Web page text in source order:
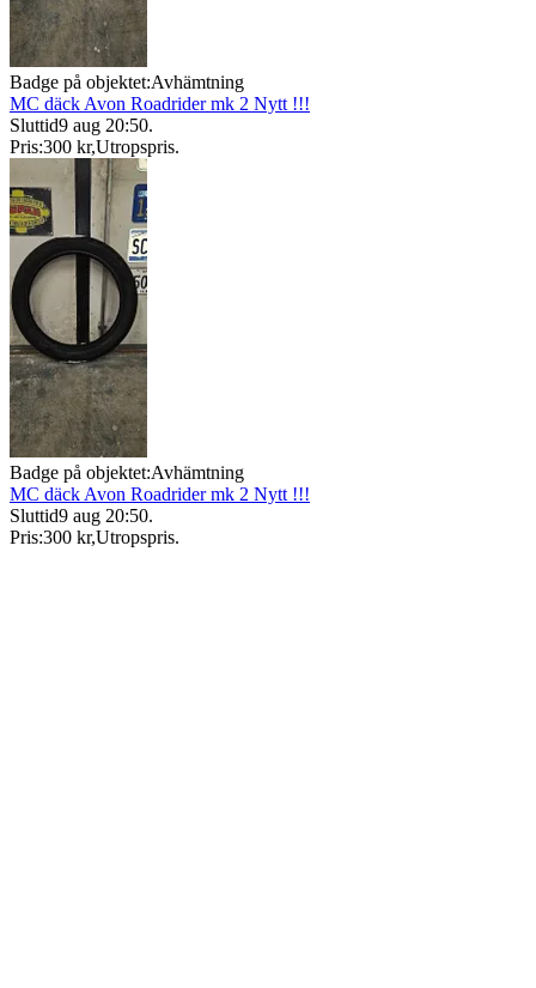
Badge på objektet:Avhämtning
MC däck Avon Roadrider mk 2 Nytt !!!
Sluttid9 aug 20:50.
Pris:300 kr,Utropspris.
Badge på objektet:Avhämtning
MC däck Avon Roadrider mk 2 Nytt !!!
Sluttid9 aug 20:50.
Pris:300 kr,Utropspris.